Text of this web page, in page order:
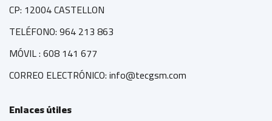
CP: 12004 CASTELLON
TELÉFONO: 964 213 863
MÓVIL : 608 141 677
CORREO ELECTRÓNICO: info@tecgsm.com
Enlaces útiles